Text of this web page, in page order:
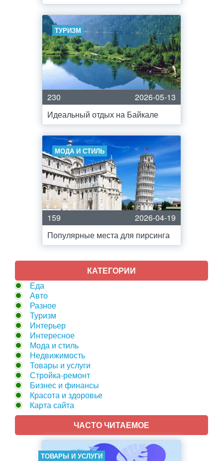
ТУРИЗМ
230
2026-05-13
Идеальный отдых на Байкале
МОДА И СТИЛЬ
159
2026-04-19
Популярные места для пирсинга
КАТЕГОРИИ
Еда
Авто
Разное
Туризм
Интерьер
Интересное
Мода и стиль
Недвижимость
Товары и услуги
Стройка-ремонт
Бизнес и финансы
Красота и здоровье
Карта сайта
ЧАСТО ЧИТАЕМОЕ
ТОВАРЫ И УСЛУГИ